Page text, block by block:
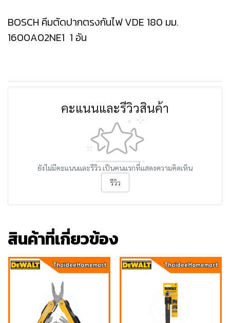
BOSCH คีมตัดปากตรงกันไฟ VDE 180 มม.
1600A02NE1 1 อัน
คะแนนและรีวิวสินค้า
ยังไม่มีคะแนนและรีวิว เป็นคนแรกที่แสดงความคิดเห็น
รีวิว
สินค้าที่เกี่ยวข้อง